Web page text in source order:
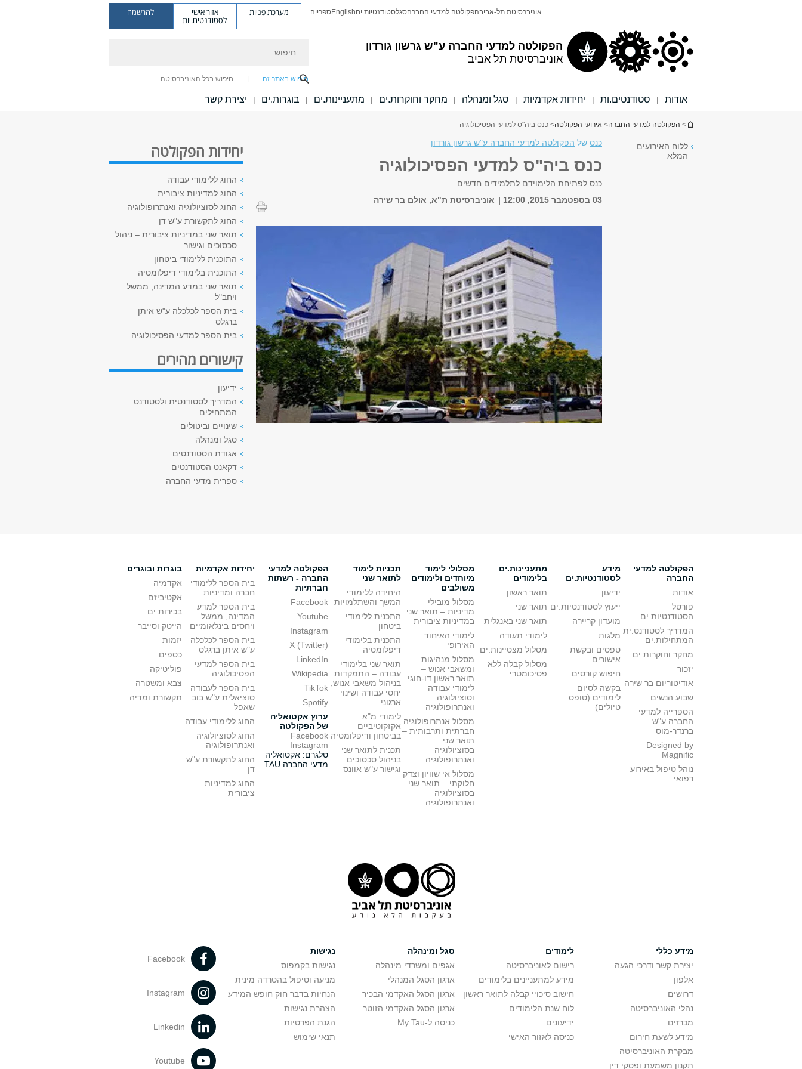
הפקולטה למדעי החברה ע"ש גרשון גורדון
אוניברסיטת תל אביב
אוניברסיטת תל-אביבהפקולטה למדעי החברהסגלסטודנטיות.יםEnglishספרייה מערכת פניות אזור אישי
לסטודנטים.יות
להרשמה
חיפוש באתר זה חיפוש בכל האוניברסיטה
אודות | סטודנטים.ות | יחידות אקדמיות | סגל ומנהלה | מחקר וחוקרות.ים | מתעניינות.ים | בוגרות.ים | יצירת קשר
הינך נמצא כאן
> הפקולטה למדעי החברה> אירועי הפקולטה> כנס ביה"ס למדעי הפסיכולוגיה
ללוח האירועים
המלא
כנס של הפקולטה למדעי החברה ע"ש גרשון גורדון
כנס ביה"ס למדעי הפסיכולוגיה
כנס לפתיחת הלימוידם לתלמידים חדשים
03 בספטמבר 2015, 12:00
אוניברסיטת ת"א, אולם בר שירה
יחידות הפקולטה
החוג ללימודי עבודה
החוג למדיניות ציבורית
החוג לסוציולוגיה ואנתרופולוגיה
החוג לתקשורת ע"ש דן
תואר שני במדיניות ציבורית – ניהול
סכסוכים וגישור
התוכנית ללימודי ביטחון
התוכנית בלימודי דיפלומטיה
תואר שני במדע המדינה, ממשל
ויחב"ל
בית הספר לכלכלה ע"ש איתן
ברגלס
בית הספר למדעי הפסיכולוגיה
קישורים מהירים
ידיעון
המדריך לסטודנטית ולסטודנט
המתחילים
שינויים וביטולים
סגל ומנהלה
אגודת הסטודנטים
דקאנט הסטודנטים
ספרית מדעי החברה
הפקולטה למדעי
החברה
אודות
פורטל
הסטודנטיות.ים
המדריך לסטודנט.ית
המתחילות.ים
מחקר וחוקרות.ים
יזכור
אודיטוריום בר שירה
שבוע הנשים
הספרייה למדעי
החברה ע"ש
ברנדר-מוס
Designed by
Magnific
נוהל טיפול באירוע
רפואי
מידע
לסטודנטיות.ים
ידיעון
ייעוץ לסטודנטיות.ים
מועדון קריירה
מלגות
טפסים ובקשת
אישורים
חיפוש קורסים
בקשה לסיום
לימודים (טופס
טיולים)
מתעניינות.ים
בלימודים
תואר ראשון
תואר שני
תואר שני באנגלית
לימודי תעודה
מסלול מצטיינות.ים
מסלול קבלה ללא
פסיכומטרי
מסלולי לימוד
מיוחדים ולימודים
משולבים
מסלול מובילי
מדיניות – תואר שני
במדיניות ציבורית
לימודי האיחוד
האירופי
מסלול מנהיגות
ומשאבי אנוש –
תואר ראשון דו-חוגי
לימודי עבודה
וסוציולוגיה
ואנתרופולוגיה
מסלול אנתרופולוגיה
חברתית ותרבותית –
תואר שני
בסוציולוגיה
ואנתרופולוגיה
מסלול אי שוויון וצדק
חלוקתי – תואר שני
בסוציולוגיה
ואנתרופולוגיה
תכניות לימוד
לתואר שני
היחידה ללימודי
המשך והשתלמויות
התכנית ללימודי
ביטחון
התכנית בלימודי
דיפלומטיה
תואר שני בלימודי
עבודה – התמקדות
בניהול משאבי אנוש,
יחסי עבודה ושינוי
ארגוני
לימודי מ"א
אקזקוטיביים
בביטחון ודיפלומטיה
תכנית לתואר שני
בניהול סכסוכים
וגישור ע"ש אוונס
הפקולטה למדעי
החברה - רשתות
חברתיות
Facebook
Youtube
Instagram
X (Twitter)
LinkedIn
Wikipedia
TikTok
Spotify
ערוץ אקטואליה
של הפקולטה
Facebook
Instagram
טלגרם: אקטואליה
מדעי החברה TAU
יחידות אקדמיות
בית הספר ללימודי
חברה ומדיניות
בית הספר למדע
המדינה, ממשל
ויחסים בינלאומיים
בית הספר לכלכלה
ע"ש איתן ברגלס
בית הספר למדעי
הפסיכולוגיה
בית הספר לעבודה
סוציאלית ע"ש בוב
שאפל
החוג ללימודי עבודה
החוג לסוציולוגיה
ואנתרופולוגיה
החוג לתקשורת ע"ש
דן
החוג למדיניות
ציבורית
בוגרות ובוגרים
אקדמיה
אקטיביזם
בכירות.ים
הייטק וסייבר
יזמות
כספים
פוליטיקה
צבא ומשטרה
תקשורת ומדיה
מידע כללי
יצירת קשר ודרכי הגעה
אלפון
דרושים
נהלי האוניברסיטה
מכרזים
מידע לשעת חירום
מבקרת האוניברסיטה
תקנון משמעת ופסקי דין
לימודים
רישום לאוניברסיטה
מידע למתעניינים בלימודים
חישוב סיכויי קבלה לתואר ראשון
לוח שנת הלימודים
ידיעונים
כניסה לאזור האישי
סגל ומינהלה
אגפים ומשרדי מינהלה
ארגון הסגל המנהלי
ארגון הסגל האקדמי הבכיר
ארגון הסגל האקדמי הזוטר
כניסה ל-My Tau
נגישות
נגישות בקמפוס
מניעה וטיפול בהטרדה מינית
הנחיות בדבר חוק חופש המידע
הצהרת נגישות
הגנת הפרטיות
תנאי שימוש
Facebook
Instagram
Linkedin
Youtube